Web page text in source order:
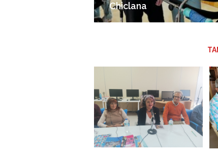
Chiclana